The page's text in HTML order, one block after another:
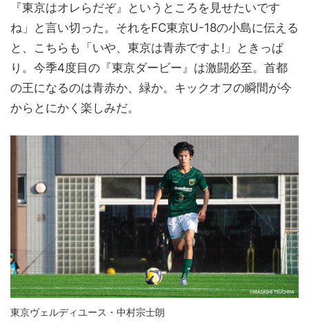
『東京はオレらだぞ』というところを見せたいです
ね」と言い切った。それをFC東京U-18の小島に伝える
と、こちらも「いや、東京は青赤ですよ!」ときっぱ
り。今季4度目の『東京ダービー』は激闘必至。首都
の王になるのは青赤か、緑か。キックオフの瞬間が今
からとにかく楽しみだ。
東京ヴェルディユース・中村宗士朗